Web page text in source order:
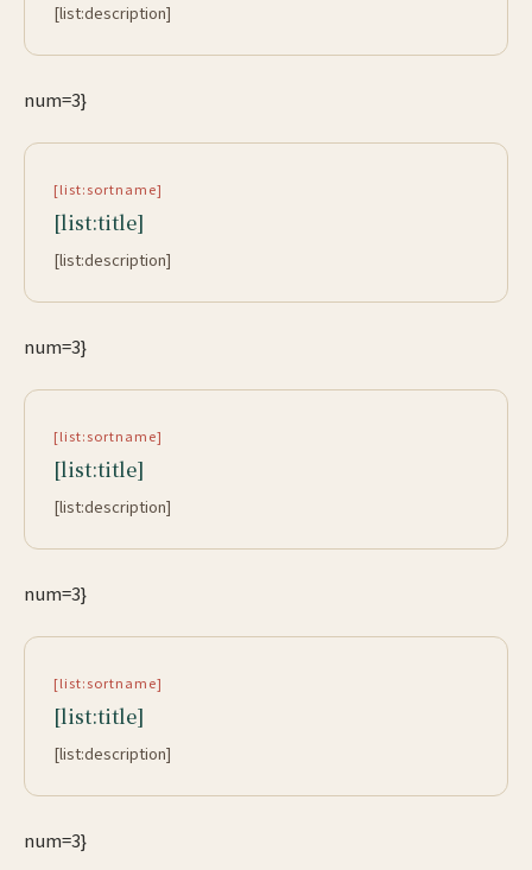
[list:description]
num=3}
[list:sortname]
[list:title]
[list:description]
num=3}
[list:sortname]
[list:title]
[list:description]
num=3}
[list:sortname]
[list:title]
[list:description]
num=3}